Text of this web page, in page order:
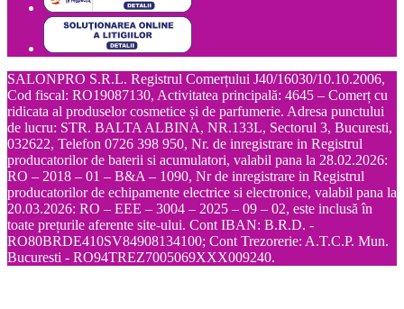
SALONPRO S.R.L. Registrul Comerțului J40/16030/10.10.2006,
Cod fiscal: RO19087130, Activitatea principală: 4645 – Comerț cu
ridicata al produselor cosmetice și de parfumerie. Adresa punctului
de lucru: STR. BALTA ALBINA, NR.133L, Sectorul 3, Bucuresti,
032622, Telefon 0726 398 950, Nr. de inregistrare in Registrul
producatorilor de baterii si acumulatori, valabil pana la 28.02.2026:
RO – 2018 – 01 – B&A – 1090, Nr de inregistrare in Registrul
producatorilor de echipamente electrice si electronice, valabil pana la
20.03.2026: RO – EEE – 3004 – 2025 – 09 – 02, este inclusă în
toate prețurile aferente site-ului. Cont IBAN: B.R.D. -
RO80BRDE410SV84908134100; Cont Trezorerie: A.T.C.P. Mun.
Bucuresti - RO94TREZ7005069XXX009240.